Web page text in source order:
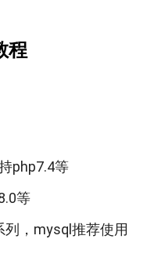
程
php7.4等
等
列，mysql推荐使用